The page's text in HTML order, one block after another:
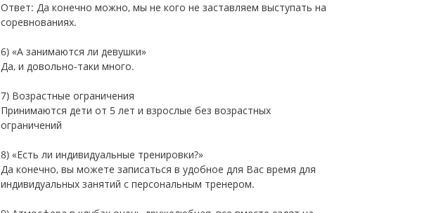
Ответ: Да конечно можно, мы не кого не заставляем выступать на
соревнованиях.
6) «А занимаются ли девушки»
Да, и довольно-таки много.
7) Возрастные ограничения
Принимаются дети от 5 лет и взрослые без возрастных
ограничений
8) «Есть ли индивидуальные тренировки?»
Да конечно, вы можете записаться в удобное для Вас время для
индивидуальных занятий с персональным тренером.